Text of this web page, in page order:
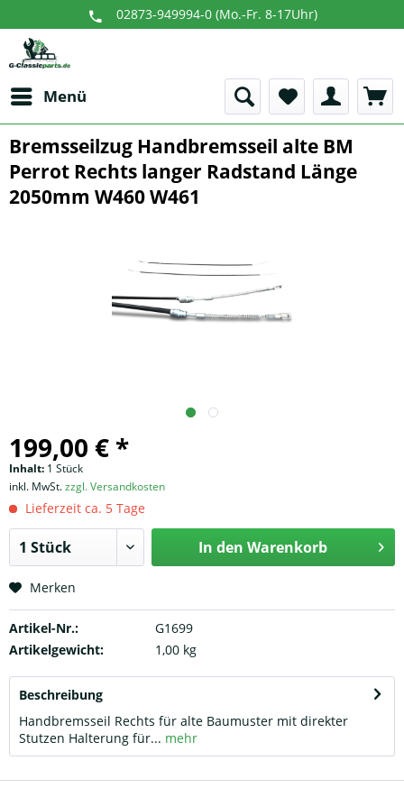
02873-949994-0 (Mo.-Fr. 8-17Uhr)
Menü
Bremsseilzug Handbremsseil alte BM
Perrot Rechts langer Radstand Länge
2050mm W460 W461
199,00 € *
Inhalt: 1 Stück
inkl. MwSt.zzgl. Versandkosten
Lieferzeit ca. 5 Tage
In den Warenkorb
Merken
Artikel-Nr.:
G1699
Artikelgewicht:
1,00 kg
Beschreibung
Handbremsseil Rechts für alte Baumuster mit direkter
Stutzen Halterung für... mehr